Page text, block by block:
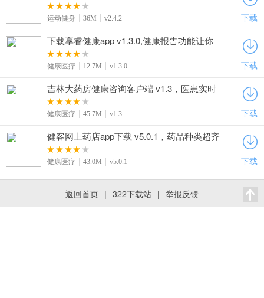
运动健身 36M v2.4.2 下载
下载享睿健康app v1.3.0,健康报告功能让你
随时掌控身体变化情况
健康医疗 12.7M v1.3.0 下载
吉林大药房健康咨询客户端 v1.3，医患实时
音视频沟通，远程问诊超靠谱
健康医疗 45.7M v1.3 下载
健客网上药店app下载 v5.0.1，药品种类超齐
全，一站式购药超方便
健康医疗 43.0M v5.0.1 下载
返回首页 | 322下载站 | 举报反馈